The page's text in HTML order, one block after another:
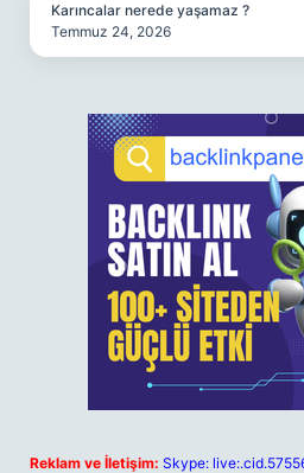
Karıncalar nerede yaşamaz ?
Temmuz 24, 2026
Reklam ve İletişim: Skype: